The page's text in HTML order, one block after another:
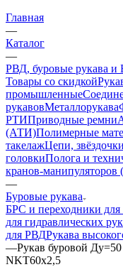
Главная
—
Каталог
—
РВД, буровые рукава и
Товары со скидкой
промышленные
рукавовМеталлорукава
РТИПриводные ремни
(АТИ)Полимерные
такелажЦепи, звёздочки
головкиПолога и
кранов-
—
Буровые рукава
БРС и переходники для
для гидравлических
для РВДРукава
—Рукав буровой
NKT60x2,5